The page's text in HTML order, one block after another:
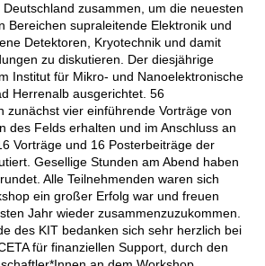
zusammen, um die neuesten
Bereichen supraleitende Elektronik und
Detektoren, Kryotechnik und damit
zu diskutieren. Der diesjährige
Institut für Mikro- und Nanoelektronische
Herrenalb ausgerichtet. 56
zunächst vier einführende Vorträge von
des Felds erhalten und im Anschluss an
Vorträge und 16 Posterbeiträge der
Gesellige Stunden am Abend haben
Alle Teilnehmenden waren sich
ein großer Erfolg war und freuen
Jahr wieder zusammenzuzukommen.
des KIT bedanken sich sehr herzlich bei
für finanziellen Support, durch den